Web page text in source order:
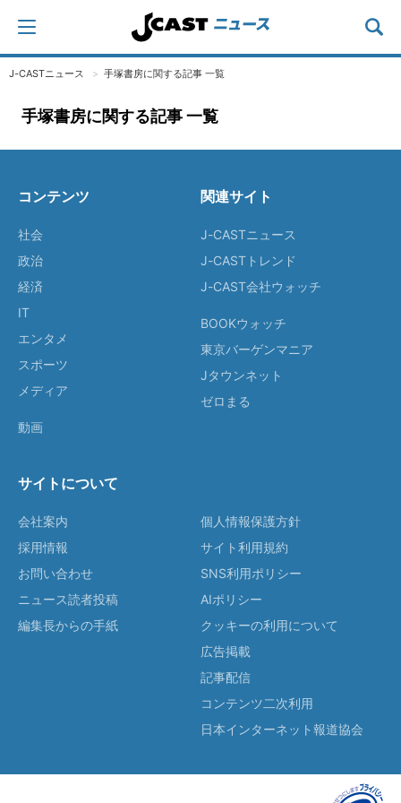
J-CASTニュース 手塚書房に関する記事 一覧
手塚書房に関する記事 一覧
コンテンツ
社会
政治
経済
IT
エンタメ
スポーツ
メディア
動画
関連サイト
J-CASTニュース
J-CASTトレンド
J-CAST会社ウォッチ
BOOKウォッチ
東京バーゲンマニア
Jタウンネット
ゼロまる
サイトについて
会社案内
採用情報
お問い合わせ
ニュース読者投稿
編集長からの手紙
個人情報保護方針
サイト利用規約
SNS利用ポリシー
AIポリシー
クッキーの利用について
広告掲載
記事配信
コンテンツ二次利用
日本インターネット報道協会